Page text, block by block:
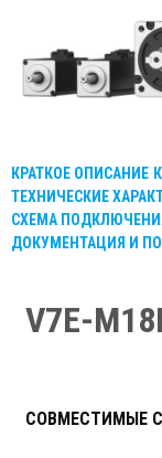
КРАТКОЕ ОПИСАНИЕ
ТЕХНИЧЕСКИЕ
СХЕМА
ДОКУМЕНТАЦИЯ И ПО
V7E-
СОВМЕСТИМЫЕ